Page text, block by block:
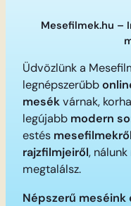
Mesefilmek.hu –
Üdvözlünk a
legnépszerűbb
mesékvárnak,
legújabb modern
estés mesefilmekről
rajzfilmjeiről,
megtalálsz.
Népszerű meséink